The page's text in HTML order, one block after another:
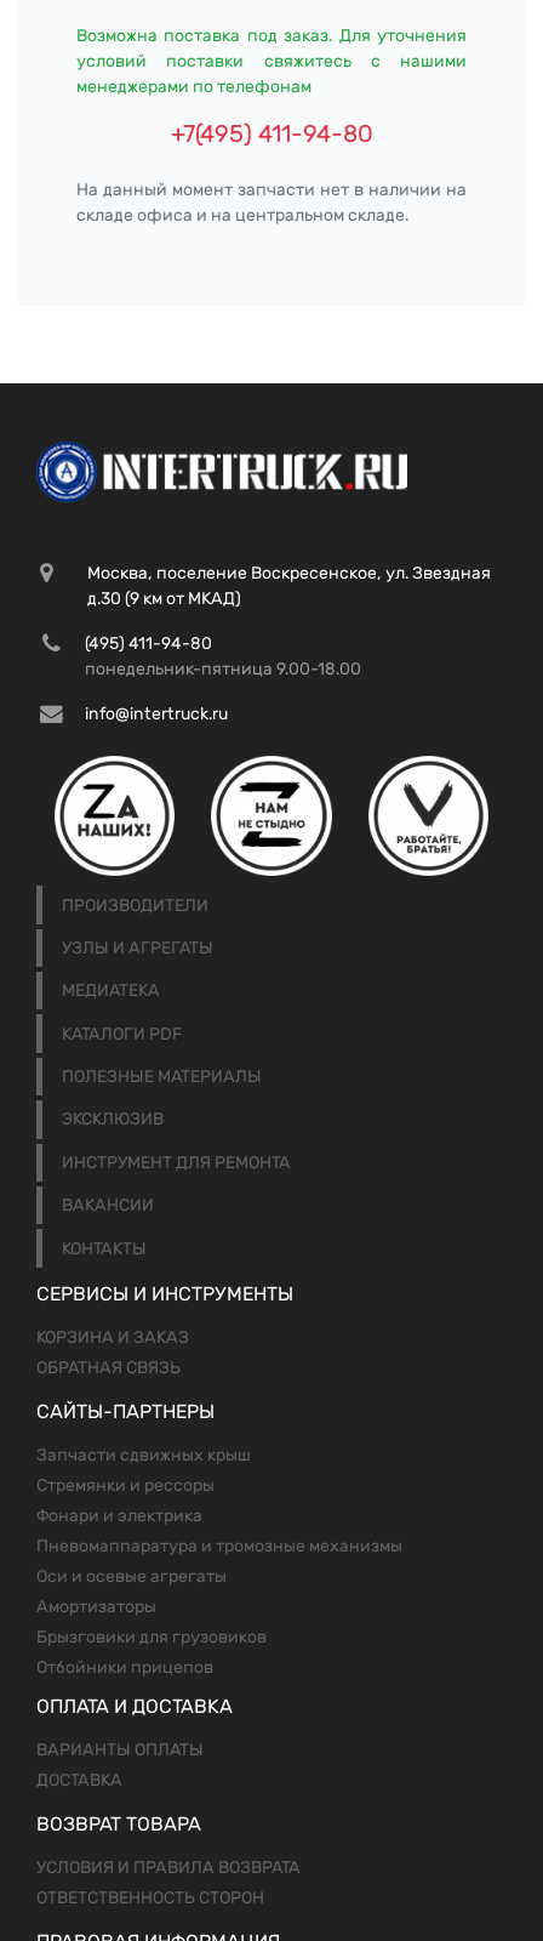
Возможна поставка под заказ. Для уточнения
условий поставки свяжитесь с нашими
менеджерами по телефонам
+7(495) 411-94-80
На данный момент запчасти нет в наличии на
складе офиса и на центральном складе.
Москва, поселение Воскресенское, ул. Звездная
д.30 (9 км от МКАД)
(495) 411-94-80
понедельник-пятница 9.00-18.00
info@intertruck.ru
ПРОИЗВОДИТЕЛИ
УЗЛЫ И АГРЕГАТЫ
МЕДИАТЕКА
КАТАЛОГИ PDF
ПОЛЕЗНЫЕ МАТЕРИАЛЫ
ЭКСКЛЮЗИВ
ИНСТРУМЕНТ ДЛЯ РЕМОНТА
ВАКАНСИИ
КОНТАКТЫ
СЕРВИСЫ И ИНСТРУМЕНТЫ
КОРЗИНА И ЗАКАЗ
ОБРАТНАЯ СВЯЗЬ
САЙТЫ-ПАРТНЕРЫ
Запчасти сдвижных крыш
Стремянки и рессоры
Фонари и электрика
Пневомаппаратура и тромозные механизмы
Оси и осевые агрегаты
Амортизаторы
Брызговики для грузовиков
Отбойники прицепов
ОПЛАТА И ДОСТАВКА
ВАРИАНТЫ ОПЛАТЫ
ДОСТАВКА
ВОЗВРАТ ТОВАРА
УСЛОВИЯ И ПРАВИЛА ВОЗВРАТА
ОТВЕТСТВЕННОСТЬ СТОРОН